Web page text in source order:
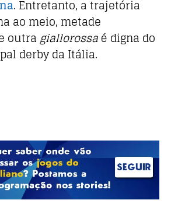
. Entretanto, a trajetória
ao meio, metade
outragiallorossaé digna do
derby da Itália.